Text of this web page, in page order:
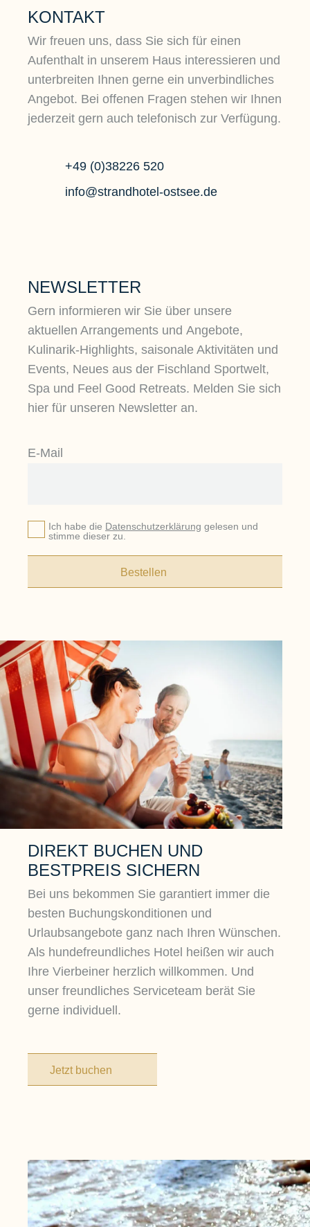
KONTAKT
Wir freuen uns, dass Sie sich für einen
Aufenthalt in unserem Haus interessieren und
unterbreiten Ihnen gerne ein unverbindliches
Angebot. Bei offenen Fragen stehen wir Ihnen
jederzeit gern auch telefonisch zur Verfügung.
+49 (0)38226 520
info@strandhotel-ostsee.de
NEWSLETTER
Gern informieren wir Sie über unsere
aktuellen Arrangements und Angebote,
Kulinarik-Highlights, saisonale Aktivitäten und
Events, Neues aus der Fischland Sportwelt,
Spa und Feel Good Retreats. Melden Sie sich
hier für unseren Newsletter an.
E-Mail
Ich habe die Datenschutzerklärung gelesen und
stimme dieser zu.
Bestellen
DIREKT BUCHEN UND
BESTPREIS SICHERN
Bei uns bekommen Sie garantiert immer die
besten Buchungskonditionen und
Urlaubsangebote ganz nach Ihren Wünschen.
Als hundefreundliches Hotel heißen wir auch
Ihre Vierbeiner herzlich willkommen. Und
unser freundliches Serviceteam berät Sie
gerne individuell.
Jetzt buchen